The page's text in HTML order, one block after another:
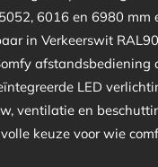
6016 en 6980 mm
in Verkeerswit
LED
ventilatie en
keuze voor wie